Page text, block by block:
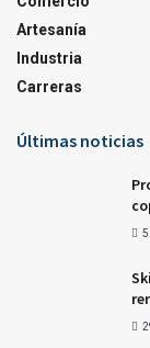
Artesanía
Industria
Carreras
Últimas noticias